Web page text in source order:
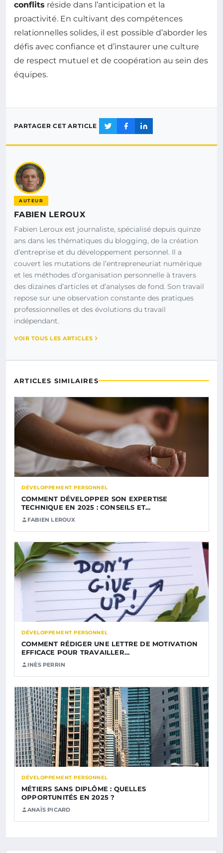
conflits réside dans l’anticipation et la
proactivité. En cultivant des compétences
relationnelles solides, il est possible d’aborder les
défis avec confiance et d’instaurer une culture
de respect mutuel et de coopération au sein des
équipes.
PARTAGER CET ARTICLE
AUTEUR
FABIEN LEROUX
Fabien Leroux est journaliste, spécialisé depuis quinze
ans dans les thématiques du blogging, de la création
d’entreprise et du développement personnel. Il a
couvert les mutations de l’entrepreneuriat numérique
et les méthodes d’organisation personnelle à travers
des dizaines d’articles et d’analyses de fond. Son travail
repose sur une observation constante des pratiques
professionnelles et des évolutions du travail
indépendant.
VOIR TOUS LES ARTICLES
ARTICLES SIMILAIRES
DÉVELOPPEMENT PERSONNEL
COMMENT DÉVELOPPER SON EXPERTISE
TECHNIQUE EN 2025 : CONSEILS ET…
FABIEN LEROUX
DÉVELOPPEMENT PERSONNEL
COMMENT RÉDIGER UNE LETTRE DE MOTIVATION
EFFICACE POUR TRAVAILLER…
INÈS PERRIN
DÉVELOPPEMENT PERSONNEL
MÉTIERS SANS DIPLÔME : QUELLES
OPPORTUNITÉS EN 2025 ?
ANAÏS PICARD